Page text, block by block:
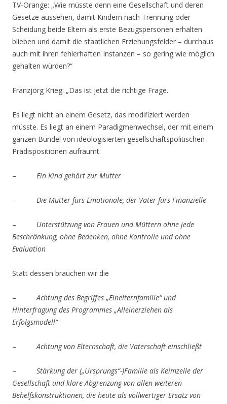
TV-Orange: „Wie müsste denn eine Gesellschaft und deren
Gesetze aussehen, damit Kindern nach Trennung oder
Scheidung beide Eltern als erste Bezugspersonen erhalten
blieben und damit die staatlichen Erziehungsfelder – durchaus
auch mit ihren fehlerhaften Instanzen – so gering wie möglich
gehalten würden?“
Franzjörg Krieg: „Das ist jetzt die richtige Frage.
Es liegt nicht an einem Gesetz, das modifiziert werden
müsste. Es liegt an einem Paradigmenwechsel, der mit einem
ganzen Bündel von ideologisierten gesellschaftspolitischen
Prädispositionen aufräumt:
– Ein Kind gehört zur Mutter
– Die Mutter fürs Emotionale, der Vater fürs Finanzielle
– Unterstützung von Frauen und Müttern ohne jede
Beschränkung, ohne Bedenken, ohne Kontrolle und ohne
Evaluation
Statt dessen brauchen wir die
–Ächtung des Begriffes „Einelternfamilie“ und
Hinterfragung des Programmes „Alleinerziehen als
Erfolgsmodell“
–Achtung von Elternschaft, die Vaterschaft einschließt
– Stärkung der („Ursprungs“-)Familie als Keimzelle der
Gesellschaft und klare Abgrenzung von allen weiteren
Behelfskonstruktionen, die heute als vollwertiger Ersatz von